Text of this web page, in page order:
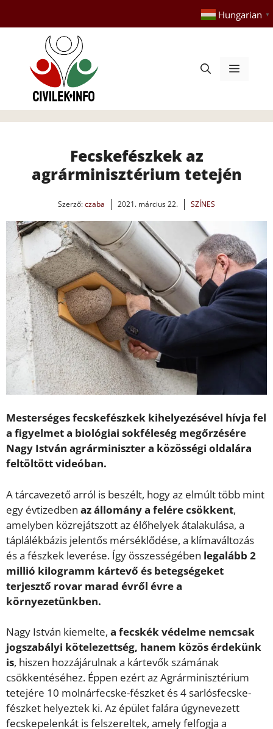
tartalomba
Hungarian ▼
Menü
Fecskefészkek az
agrárminisztérium tetején
Szerző:czaba 2021. március 22. SZÍNES
Mesterséges fecskefészkek kihelyezésével hívja fel
a figyelmet a biológiai sokféleség megőrzésére
Nagy István agrárminiszter a közösségi oldalára
feltöltött videóban.
A tárcavezető arról is beszélt, hogy az elmúlt több mint
egy évtizedben az állomány a felére csökkent,
amelyben közrejátszott az élőhelyek átalakulása, a
táplálékbázis jelentős mérséklődése, a klímaváltozás
és a fészkek leverése. Így összességében legalább 2
millió kilogramm kártevő és betegségeket
terjesztő rovar marad évről évre a
környezetünkben.
Nagy István kiemelte, a fecskék védelme nemcsak
jogszabályi kötelezettség, hanem közös érdekünk
is, hiszen hozzájárulnak a kártevők számának
csökkentéséhez. Éppen ezért az Agrárminisztérium
tetejére 10 molnárfecske-fészket és 4 sarlósfecske-
fészket helyeztek ki. Az épület falára úgynevezett
fecskepelenkát is felszereltek, amely felfogja a